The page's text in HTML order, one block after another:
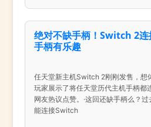
绝对不缺手柄！Switch 2
手柄有乐趣
任天堂新主机Switch 2刚刚发售，想
玩家展示了将任天堂历代主机手柄
网友热议点赞。·这回还缺手柄么？
能连接Switch